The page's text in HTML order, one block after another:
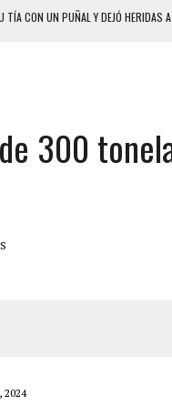
TÍA CON UN PUÑAL Y DEJÓ HERIDAS
UÑAS BONITAS’ 42 DÍAS DESPUÉS
HALLARON EL CUERPO DENTRO DE
SER ACOSADA Y ABUSADA POR LA
UNA ADOLESCENTE VENEZOLANA
DESENCADENÓ
DE GRAN MAGNITUD EN ZONA
300
2024